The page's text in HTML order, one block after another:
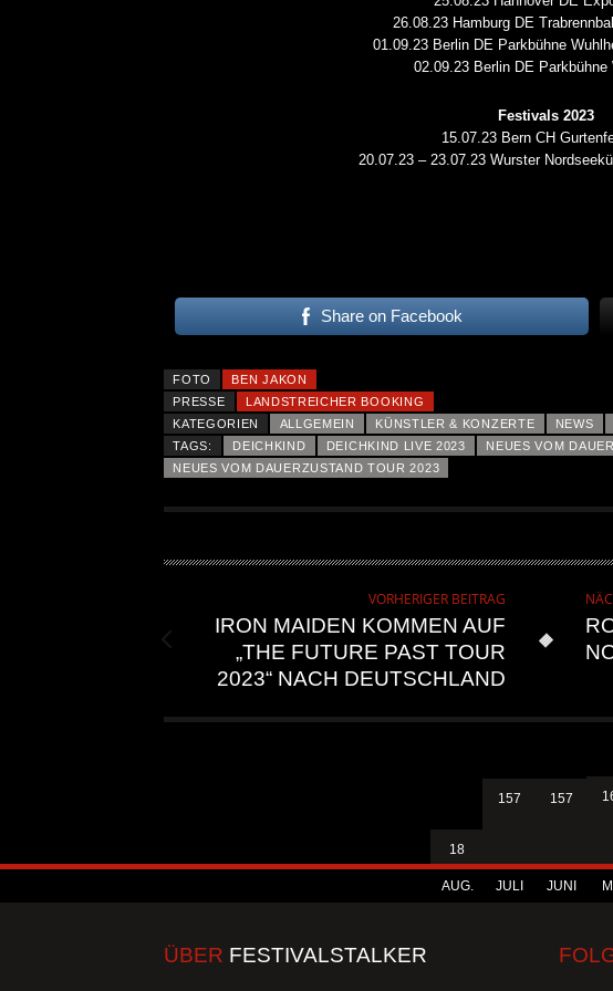
26.08.23 Hamburg DE
01.09.23 Berlin DE Parkbühne
02.09.23 Berlin DE Parkbühne
Festivals 2023
15.07.23 Bern CH
20.07.23 – 23.07.23 Wurster
Share on Facebook
FOTO
BEN JAKON
PRESSE
LANDSTREICHER BOOKING
KATEGORIEN
ALLGEMEIN KÜNSTLER & KONZERTE NEWS
TAGS:
DEICHKIND DEICHKIND LIVE 2023
NEUES VOM
NEUES VOM DAUERZUSTAND TOUR 2023
VORHERIGER BEITRAG
IRON MAIDEN KOMMEN AUF
„THE FUTURE PAST TOUR
2023“ NACH DEUTSCHLAND
5 AUG.
18
AUG.
157
JULI
157
JUNI
ÜBER FESTIVALSTALKER